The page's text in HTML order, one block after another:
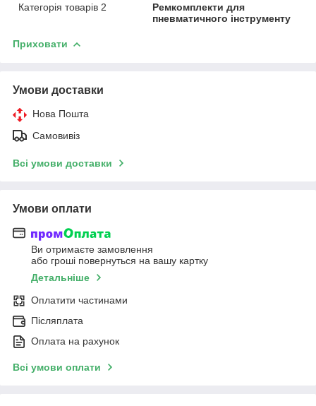
Категорія товарів 2
Ремкомплекти для
пневматичного інструменту
Приховати
Умови доставки
Нова Пошта
Самовивіз
Всі умови доставки
Умови оплати
Ви отримаєте замовлення
або гроші повернуться на вашу картку
Детальніше
Оплатити частинами
Післяплата
Оплата на рахунок
Всі умови оплати